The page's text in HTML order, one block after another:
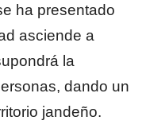
ha presentado
asciende a
la
dando un
jandeño.